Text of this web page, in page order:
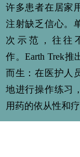
许多患者在居家
注射缺乏信心。
次示范，往往
作。 Earth Trek
而生：在医护人
地进行操作练习
用药的依从性和